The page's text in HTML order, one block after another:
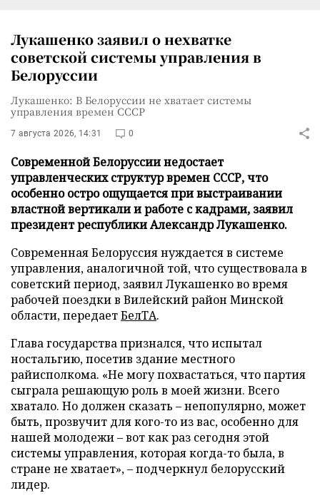
Лукашенко заявил о нехватке
советской системы управления в
Белоруссии
Лукашенко: В Белоруссии не хватает системы
управления времен СССР
7 августа 2026, 14:31 0
Современной Белоруссии недостает
управленческих структур времен СССР, что
особенно остро ощущается при выстраивании
властной вертикали и работе с кадрами, заявил
президент республики Александр Лукашенко.
Современная Белоруссия нуждается в системе
управления, аналогичной той, что существовала в
советский период, заявил Лукашенко во время
рабочей поездки в Вилейский район Минской
области, передаетБелТА.
Глава государства признался, что испытал
ностальгию, посетив здание местного
райисполкома. «Не могу похвастаться, что партия
сыграла решающую роль в моей жизни. Всего
хватало. Но должен сказать – непопулярно, может
быть, прозвучит для кого-то из вас, особенно для
нашей молодежи – вот как раз сегодня этой
системы управления, которая когда-то была, в
стране не хватает», – подчеркнул белорусский
лидер.